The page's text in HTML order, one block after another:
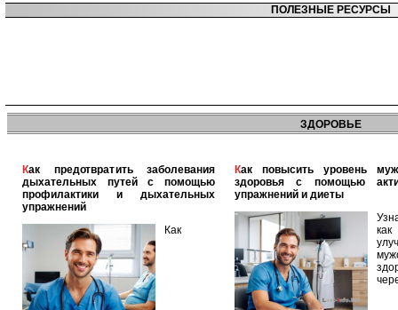
ПОЛЕЗНЫЕ РЕСУРСЫ
ЗДОРОВЬЕ
Как предотвратить заболевания
дыхательных путей с помощью
профилактики и дыхательных
упражнений
Как
Как повысить уровень мужского
здоровья с помощью
упражнений и диеты
как